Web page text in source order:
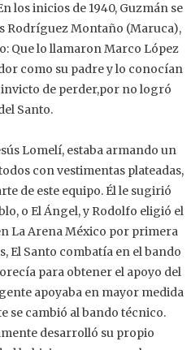
los inicios de 1940, Guzmán se
Rodríguez Montaño (Maruca),
Que lo llamaron Marco López
como su padre y lo conocían
de perder,por no logró
Santo.
Lomelí, estaba armando un
con vestimentas plateadas,
de este equipo. Él le sugirió
o El Ángel, y Rodolfo eligió el
La Arena México por primera
El Santo combatía en el bando
para obtener el apoyo del
apoyaba en mayor medida
se cambió al bando técnico.
desarrolló su propio